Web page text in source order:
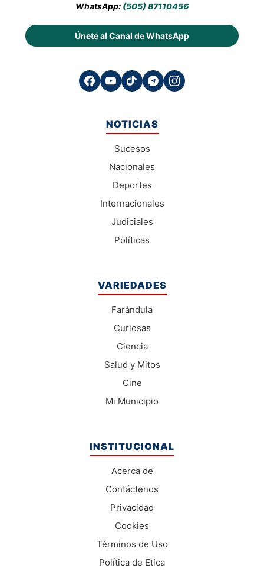
WhatsApp: (505) 87110456
Únete al Canal de WhatsApp
NOTICIAS
Sucesos
Nacionales
Deportes
Internacionales
Judiciales
Políticas
VARIEDADES
Farándula
Curiosas
Ciencia
Salud y Mitos
Cine
Mi Municipio
INSTITUCIONAL
Acerca de
Contáctenos
Privacidad
Cookies
Términos de Uso
Política de Ética